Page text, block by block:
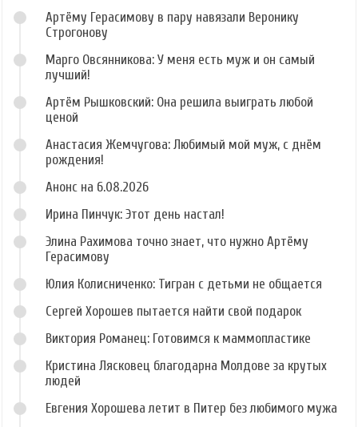
Артёму Герасимову в пару навязали Веронику
Строгонову
Марго Овсянникова: У меня есть муж и он самый
лучший!
Артём Рышковский: Она решила выиграть любой
ценой
Анастасия Жемчугова: Любимый мой муж, с днём
рождения!
Анонс на 6.08.2026
Ирина Пинчук: Этот день настал!
Элина Рахимова точно знает, что нужно Артёму
Герасимову
Юлия Колисниченко: Тигран с детьми не общается
Сергей Хорошев пытается найти свой подарок
Виктория Романец: Готовимся к маммопластике
Кристина Лясковец благодарна Молдове за крутых
людей
Евгения Хорошева летит в Питер без любимого мужа